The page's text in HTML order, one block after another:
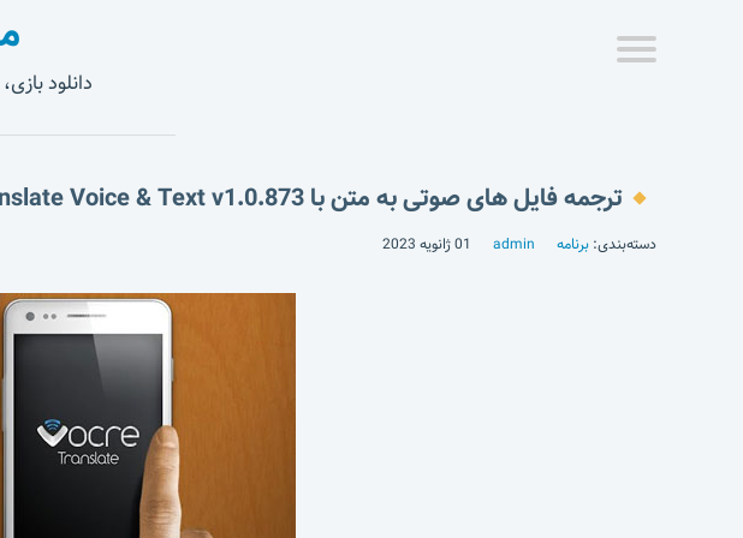
دانلود
ترجمه فایل های صوتی به متن با Vocre Translate Voice & Text v1.0.873
دسته‌بندی: برنامه admin 01 ژانویه 2023